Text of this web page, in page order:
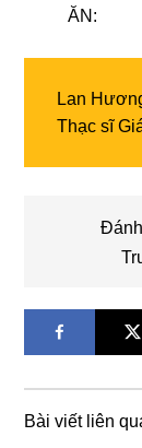
ĂN:
Lan
Thạc sĩ
Bài viết liên